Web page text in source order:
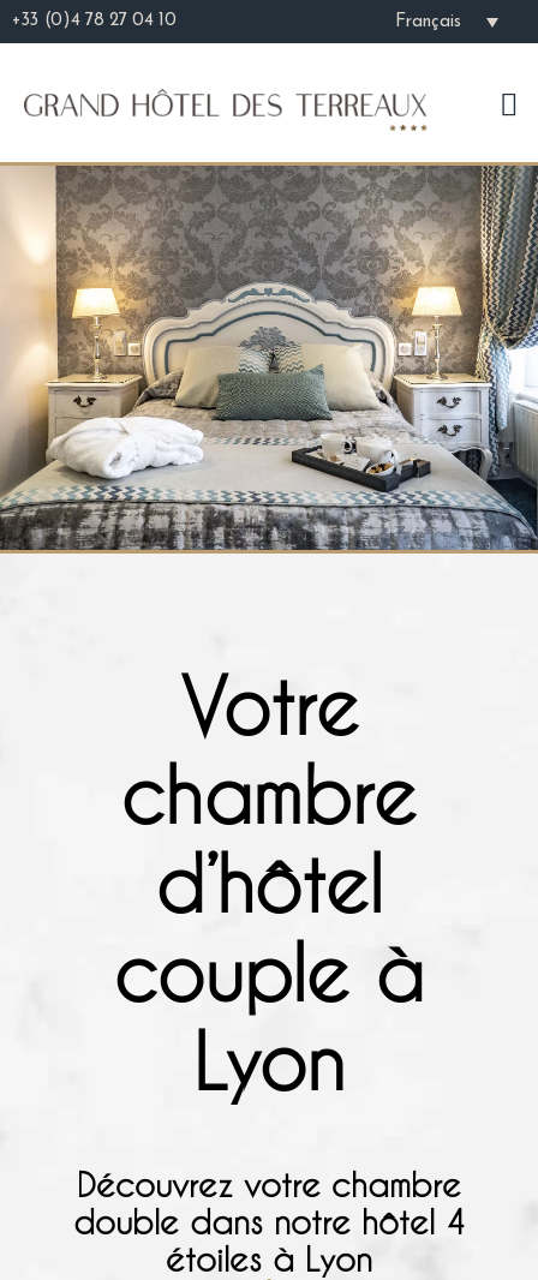
+33 (0)4 78 27 04 10 Français
Votre
chambre
d’hôtel
couple à
Lyon
Découvrez votre chambre
double dans notre hôtel 4
étoiles à Lyon